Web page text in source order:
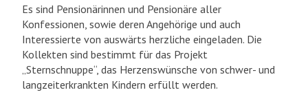
Es sind Pensionärinnen und Pensionäre aller
Konfessionen, sowie deren Angehörige und auch
Interessierte von auswärts herzliche eingeladen. Die
Kollekten sind bestimmt für das Projekt
„Sternschnuppe“, das Herzenswünsche von schwer- und
langzeiterkrankten Kindern erfüllt werden.